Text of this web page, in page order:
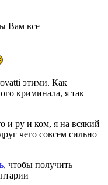
Вам все
этими. Как
криминала, я так
и ру и ком, я на всякий
чего совсем сильно
, чтобы получить